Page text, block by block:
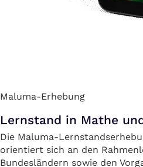
Maluma-Erhebung
Lernstand in Mathe
Die Maluma-
orientiert sich an den
Bundesländern sowie den